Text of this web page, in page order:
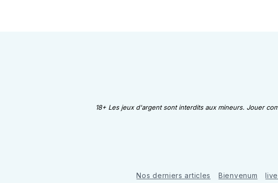
18+ Les jeux d'argent sont interdits aux mineurs. Jouer
Nos derniers articles Bienvenum